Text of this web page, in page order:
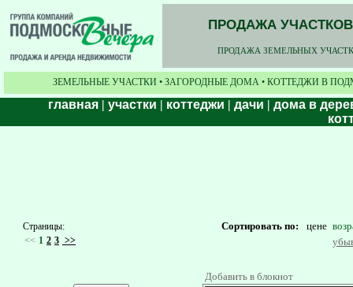
ПРОДАЖА
ПРОДАЖА ЗЕМЕЛЬНЫХ
ЗЕМЕЛЬНЫЕ УЧАСТКИ • ЗАГОРОДНЫЕ ДОМА • КОТТЕДЖИ В
главная | участки | коттеджи | дачи | дома в
Страницы:
<< 1 2 3 >>
Сортировать по: цене
Добавить в блокнот